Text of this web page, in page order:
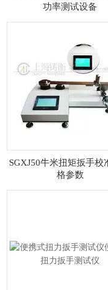
功率测试设备
SGXJ50牛米扭矩扳手校
格参数